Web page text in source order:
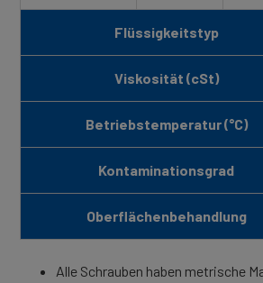
Flüssigkeitstyp
Viskosität (cSt)
Betriebstemperatur (°C)
Kontaminationsgrad
Oberflächenbehandlung
Alle Schrauben haben metrische